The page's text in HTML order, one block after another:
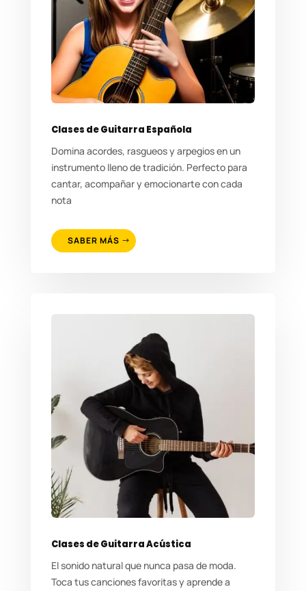
Clases de Guitarra Española
Domina acordes, rasgueos y arpegios en un
instrumento lleno de tradición. Perfecto para
cantar, acompañar y emocionarte con cada
nota
SABER MÁS
Clases de Guitarra Acústica
El sonido natural que nunca pasa de moda.
Toca tus canciones favoritas y aprende a